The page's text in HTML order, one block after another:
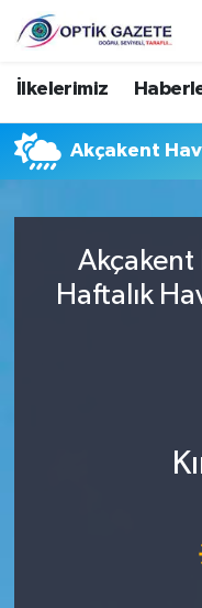
İlkelerimiz
Akçakent
Akçakent
Haftalık
Nöbetçi
Hava Durumu
Trafik Durumu
Süper Lig Puan